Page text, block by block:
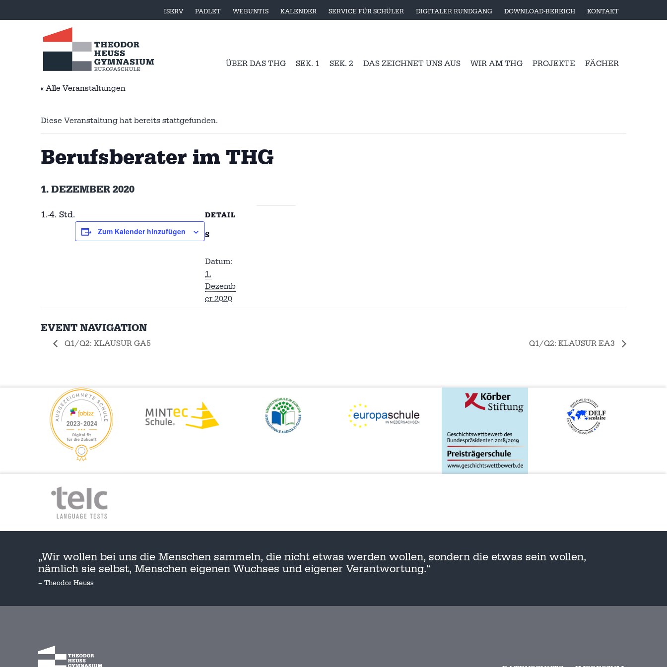
ISERV PADLET WEBUNTIS KALENDER SERVICE FÜR SCHÜLER DIGITALER RUNDGANG DOWNLOAD-BEREICH KONTAKT
ÜBER DAS THG SEK. 1 SEK. 2 DAS ZEICHNET UNS AUS WIR AM THG PROJEKTE FÄCHER
« Alle Veranstaltungen
Diese Veranstaltung hat bereits stattgefunden.
Berufsberater im THG
1. DEZEMBER 2020
1.-4. Std.
Zum Kalender hinzufügen
DETAIL
S
Datum:
1.
Dezemb
er 2020
EVENT NAVIGATION
Q1/Q2: KLAUSUR GA5 Q1/Q2: KLAUSUR EA3
„Wir wollen bei uns die Menschen sammeln, die nicht etwas werden wollen, sondern die etwas sein wollen,
nämlich sie selbst, Menschen eigenen Wuchses und eigener Verantwortung.“
– Theodor Heuss